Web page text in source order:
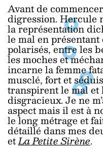
Avant de
digression. Hercule
la représentation
le mal en présentant
polarisés, entre les
les moches et
incarne la femme
musclé, fort et
transpirent le mal et
disgracieux. Je ne
aspect mais il est à
le long métrage et
détaillé dans mes
etLa Petite Sirène.